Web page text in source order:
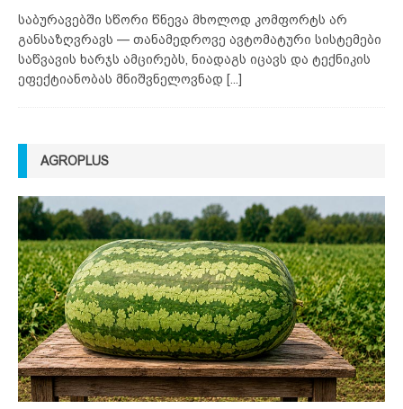
საბურავებში სწორი წნევა მხოლოდ კომფორტს არ
განსაზღვრავს — თანამედროვე ავტომატური სისტემები
საწვავის ხარჯს ამცირებს, ნიადაგს იცავს და ტექნიკის
ეფექტიანობას მნიშვნელოვნად [...]
AGROPLUS